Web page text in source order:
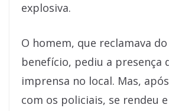
explosiva.
O homem, que reclamava
benefício, pediu a presença
imprensa no local. Mas,
com os policiais, se rendeu